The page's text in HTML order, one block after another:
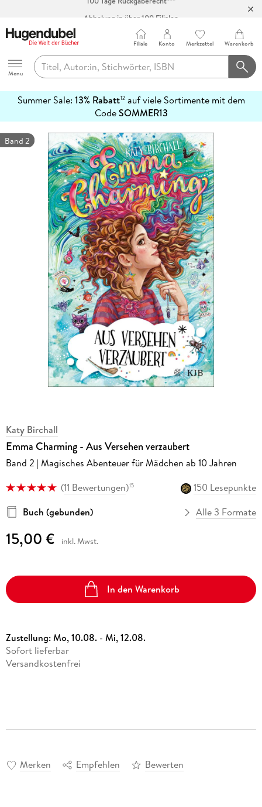
Abholung in über 100 Filialen
Hugendubel
Menu
Filiale Konto Merkzettel Warenkorb
Summer Sale: 13% Rabatt12auf viele Sortimente mit dem
CodeSOMMER13
erfahren
Band 2
Katy Birchall
Emma Charming - Aus Versehen verzaubert
Band 2 | Magisches Abenteuer für Mädchen ab 10 Jahren
(11 Bewertungen)15
150 Lesepunkte
Buch (gebunden)
Alle 3 Formate
15,00 € inkl. Mwst.
In den Warenkorb
Zustellung:Mo, 10.08. - Mi, 12.08.
Sofort lieferbar
Versandkostenfrei
Merken Empfehlen Bewerten